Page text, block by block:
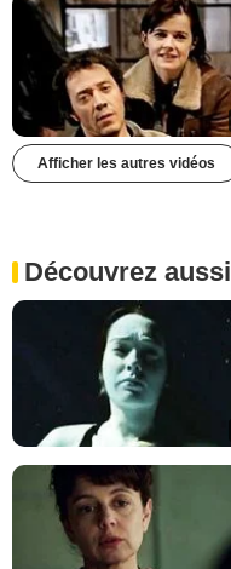
Afficher les autres vidéos
Découvrez aussi